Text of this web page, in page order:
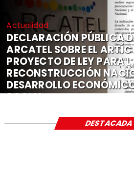
Actualidad
DECLARACIÓN PÚBLICA
ARCATEL SOBRE EL
PROYECTO DE LEY PARA
RECONSTRUCCIÓN
DESARROLLO
SOCIAL
DESTACADA